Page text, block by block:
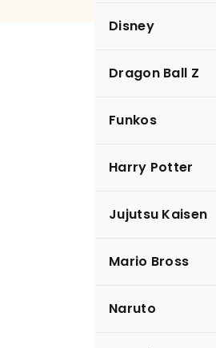
Disney
Dragon Ball Z
Funkos
Harry Potter
Jujutsu Kaisen
Mario Bross
Naruto